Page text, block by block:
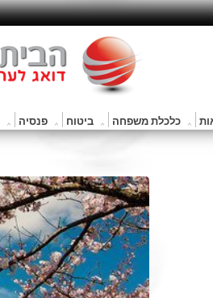
כלכלת משפחה ביטוח פנסיה